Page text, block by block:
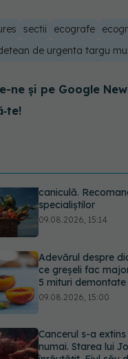
sectii ecografe
de urgenta targu
ne și pe Google
Adevărul despre
ce greșeli fac
Cancerul s-a extins
numai. Starea lui
09.08.2026, 14:52